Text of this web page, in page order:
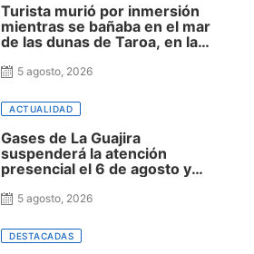
Turista murió por inmersión
mientras se bañaba en el mar
de las dunas de Taroa, en la
5 agosto, 2026
ACTUALIDAD
Gases de La Guajira
suspenderá la atención
presencial el 6 de agosto y
sus plataformas virtuales del 7
5 agosto, 2026
DESTACADAS